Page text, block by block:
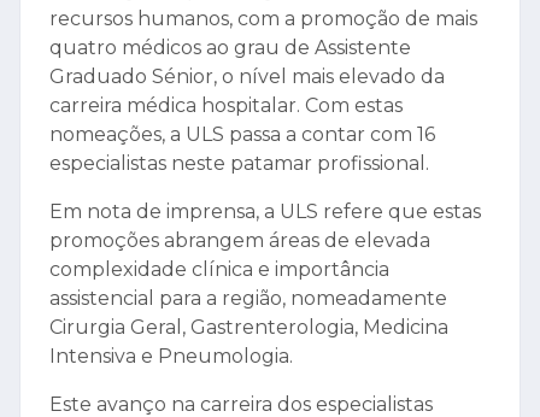
recursos humanos, com a promoção de mais
quatro médicos ao grau de Assistente
Graduado Sénior, o nível mais elevado da
carreira médica hospitalar. Com estas
nomeações, a ULS passa a contar com 16
especialistas neste patamar profissional.
Em nota de imprensa, a ULS refere que estas
promoções abrangem áreas de elevada
complexidade clínica e importância
assistencial para a região, nomeadamente
Cirurgia Geral, Gastrenterologia, Medicina
Intensiva e Pneumologia.
Este avanço na carreira dos especialistas